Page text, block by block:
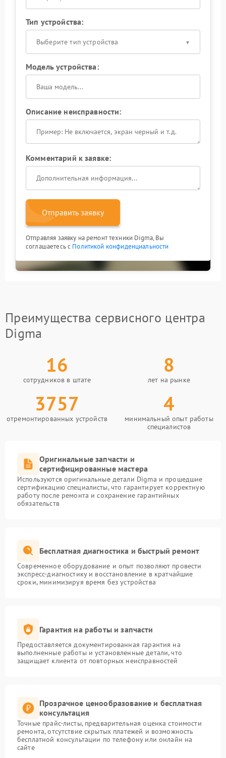
Тип устройства:
Выберите тип устройства
Модель устройства:
Описание неисправности:
Комментарий к заявке:
Отправить заявку
Отправляя заявку на ремонт техники Digma, Вы
соглашаетесь с Политикой конфиденциальности
Преимущества сервисного центра
Digma
16
сотрудников в штате
8
лет на рынке
3757
отремонтированных устройств
4
минимальный опыт работы
специалистов
Оригинальные запчасти и
сертифицированные мастера
Используются оригинальные детали Digma и прошедшие
сертификацию специалисты, что гарантирует корректную
работу после ремонта и сохранение гарантийных
обязательств
Бесплатная диагностика и быстрый ремонт
Современное оборудование и опыт позволяют провести
экспресс-диагностику и восстановление в кратчайшие
сроки, минимизируя время без устройства
Гарантия на работы и запчасти
Предоставляется документированная гарантия на
выполненные работы и установленные детали, что
защищает клиента от повторных неисправностей
Прозрачное ценообразование и бесплатная
консультация
Точные прайс-листы, предварительная оценка стоимости
ремонта, отсутствие скрытых платежей и возможность
бесплатной консультации по телефону или онлайн на
сайте